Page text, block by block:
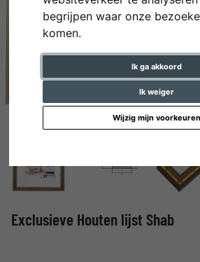
begrijpen waar onze
komen.
Ik ga akkoord
Ik weiger
Wijzig mijn voorkeuren
Exclusieve Houten lijst Shab